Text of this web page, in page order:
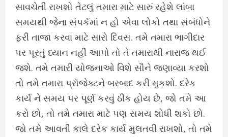
સાવચેતી રાખશો તેટલું તમારા માટે સારું રહેશે લાંબા
સમયથી જેના સંપર્કમાં ન હો એવા લોકો તથા સંબંધોને
ફરી તાજા કરવા માટે સારો દિવસ. તમે તમારા ભાગીદાર
પર પૂરતું ધ્યાન નહીં આપો તો તે તમારાથી નારાજ થઈ
જશે. તમે તમારી યોજનાઓ વિશે સૌને જણાવ્યા કરશો
તો તમે તમારા પ્રૉજેક્ટને બરબાદ કરી મુકશો. દરેક
કાર્ય ને સમય પર પૂર્ણ કરવું ઠીક હોય છે, જો તમે આ
કરો છો, તો તમે તમારા માટે પણ સમય શોધી શકો છો.
જો તમે આવતી કાલે દરેક કાર્ય મુલતવી રાખશો, તો તમે